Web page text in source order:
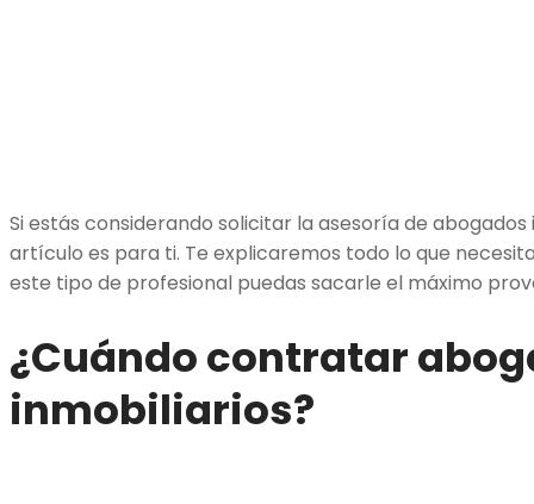
Si estás considerando solicitar la asesoría de
artículo es para ti. Te explicaremos todo lo que
este tipo de profesional puedas sacarle el máximo
¿Cuándo contratar
inmobiliarios?